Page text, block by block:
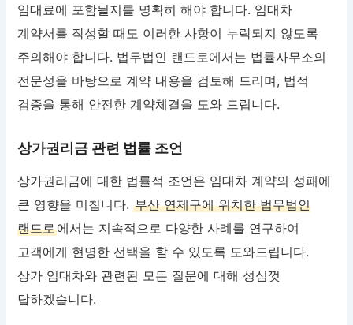
임대료에 포함될지를 명확히 해야 합니다. 임대차
계약서를 작성할 때도 이러한 사항이 누락되지 않도록
주의해야 합니다. 법무법인 랜드로에서는 법률사무소의
전문성을 바탕으로 계약 내용을 검토해 드리며, 법적
검증을 통해 안전한 계약체결을 도와 드립니다.
상가권리금 관련 법률 조언
상가권리금에 대한 법률적 조언은 임대차 계약의 성패에
큰 영향을 미칩니다.부산 연제구에 위치한 법무법인
랜드로에서는 지속적으로 다양한 사례를 연구하여
고객에게 현명한 선택을 할 수 있도록 도와드립니다.
상가 임대차와 관련된 모든 질문에 대해 성심껏
답하겠습니다.